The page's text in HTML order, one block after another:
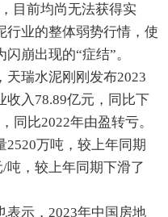
目前均尚无法获得实
行业的整体弱势行情，使
崩出现的“症结”。
天瑞水泥刚刚发布2023
入78.89亿元，同比下
同比2022年由盈转亏。
万吨，较上年同期
吨，较上年同期下滑了
表示，2023年中国房地